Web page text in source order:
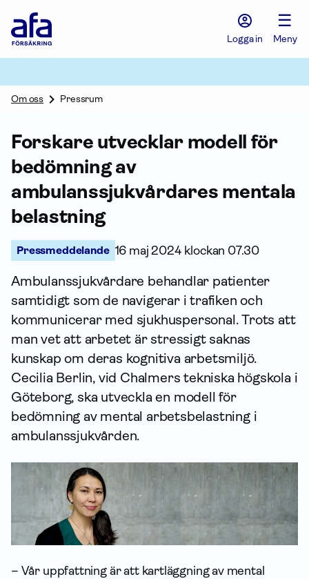
Försäkring
Logga in
☰
Meny
Om oss Pressrum
Forskare utvecklar modell för
bedömning av
ambulanssjukvårdares mentala
belastning
Pressmeddelande 16 maj 2024 klockan 07.30
Ambulanssjukvårdare behandlar patienter
samtidigt som de navigerar i trafiken och
kommunicerar med sjukhuspersonal. Trots att
man vet att arbetet är stressigt saknas
kunskap om deras kognitiva arbetsmiljö.
Cecilia Berlin, vid Chalmers tekniska högskola i
Göteborg, ska utveckla en modell för
bedömning av mental arbetsbelastning i
ambulanssjukvården.
– Vår uppfattning är att kartläggning av mental